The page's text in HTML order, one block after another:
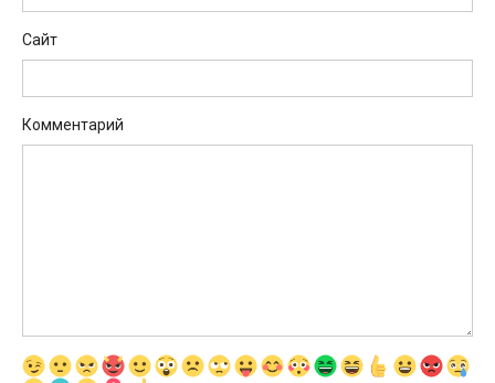
Сайт
Комментарий